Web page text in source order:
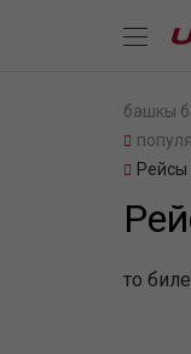
башкы
Рейсы
то